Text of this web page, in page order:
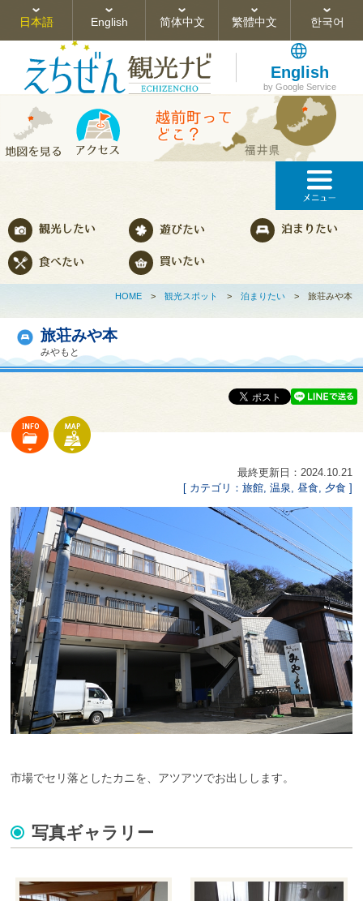
日本語 English 简体中文 繁體中文 한국어
English
by Google Service
HOME> 観光スポット > 泊まりたい> 旅荘みや本
旅荘みや本
みやもと
最終更新日：2024.10.21
[ カテゴリ：旅館, 温泉, 昼食, 夕食 ]
市場でセリ落としたカニを、アツアツでお出しします。
写真ギャラリー